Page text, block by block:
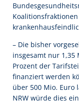
– Die bisher
insgesamt nur
Prozent der
finanziert werden
über 500 Mio. Euro
NRW würde dies